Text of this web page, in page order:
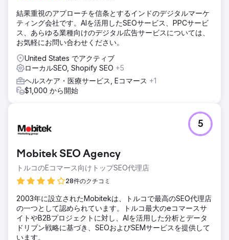
結果重視のアプローチを信条とするインドのデジタルマーケ
ティング会社です。AIを活用したSEOサービス、PPCサービ
ス、あらゆる業種向けのデジタル広告サービスについては、
お気軽にお問い合わせください。
United States でアクティブ
ローカルSEO, Shopify SEO +5
ヘルスケア・医療サービス, Eコマース +1
$1,000 から開始
Mobitek SEO Agency
トルコのEコマース向けトップSEO代理店
28件のクチコミ
5
2003年に設立されたMobitekは、トルコで最高のSEO代理店
の一つとして認められています。トルコ最大のeコマースサ
イトやB2Bプロジェクトに対し、AIを活用した分析とデータ
ドリブン戦略に基づき、SEOおよびSEMサービスを提供して
います。